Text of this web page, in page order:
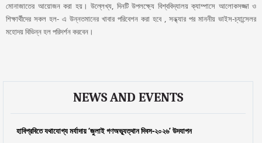
মোনাজাতের আয়োজন করা হয়। উল্লেখ্য, দিনটি উপলক্ষ্যে বিশ্ববিদ্যালয় ক্যাম্পাসে আলোকসজ্জা ও
শিক্ষার্থীদের সকল হল- এ উন্নতমানের খাবার পরিবেশন করা হবে , সন্ধ্যার পর মাননীয় ভাইস-চ্যান্সেলর
মহোদয় বিভিন্ন হল পরিদর্শন করবেন।
NEWS AND EVENTS
হাবিপ্রবিতে যথাযোগ্য মর্যাদায় ‘জুলাই গণঅভ্যূত্থান দিবস-২০২৬’ উদযাপন